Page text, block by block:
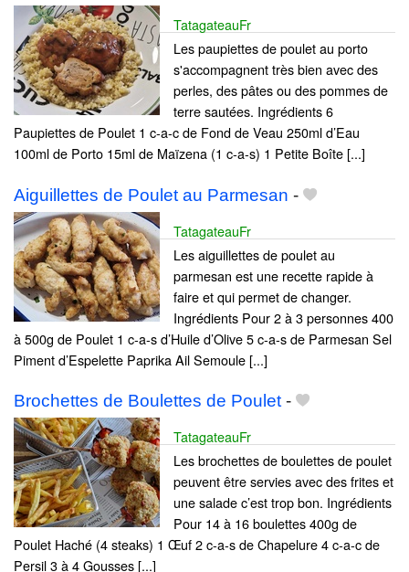
TatagateauFr
Les paupiettes de poulet au porto
s'accompagnent très bien avec des
perles, des pâtes ou des pommes de
terre sautées. Ingrédients 6
Paupiettes de Poulet 1 c-a-c de Fond de Veau 250ml d’Eau
100ml de Porto 15ml de Maïzena (1 c-a-s) 1 Petite Boîte [...]
Aiguillettes de Poulet au Parmesan -
TatagateauFr
Les aiguillettes de poulet au
parmesan est une recette rapide à
faire et qui permet de changer.
Ingrédients Pour 2 à 3 personnes 400
à 500g de Poulet 1 c-a-s d’Huile d’Olive 5 c-a-s de Parmesan Sel
Piment d’Espelette Paprika Ail Semoule [...]
Brochettes de Boulettes de Poulet -
TatagateauFr
Les brochettes de boulettes de poulet
peuvent être servies avec des frites et
une salade c’est trop bon. Ingrédients
Pour 14 à 16 boulettes 400g de
Poulet Haché (4 steaks) 1 Œuf 2 c-a-s de Chapelure 4 c-a-c de
Persil 3 à 4 Gousses [...]